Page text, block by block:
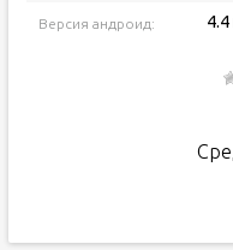
Версия андроид: